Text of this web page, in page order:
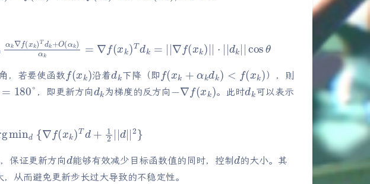
αk→0αk∇f(xk) k+ O( k)α k f (xk )T k = ∇f ( x
⋅||dk||cosθ
，若要使函数
f(x )
沿着
d
下降（即
f(x ) <f )
），则
180°
，即更新方向
d
为梯度的反方向
∇f (x k)
。此时
d k
可以表示
mind ∇f(xk d+ 1 d | | 2}
保证更新方向
d
能够有效减少目标函数值的同时，控制
d
的大小。其
，从而避免更新步长过大导致的不稳定性。